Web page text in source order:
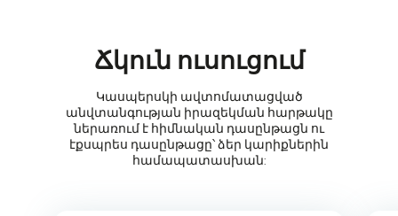
Ճկուն ուսուցում
Կասպերսկի ավտոմատացված
անվտանգության իրազեկման հարթակը
ներառում է հիմնական դասընթացն ու
էքսպրես դասընթացը՝ ձեր կարիքներին
համապատասխան: